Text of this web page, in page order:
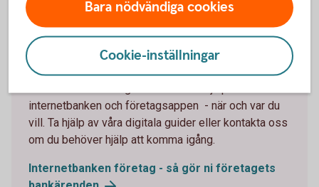
Sköt dina bankärenden digitalt
eller med personlig hjälp
internetbanken och företagsappen - när och var du
vill. Ta hjälp av våra digitala guider eller kontakta oss
om du behöver hjälp att komma igång.
Internetbanken företag - så gör ni företagets
Bara nödvändiga cookies
Cookie-inställningar